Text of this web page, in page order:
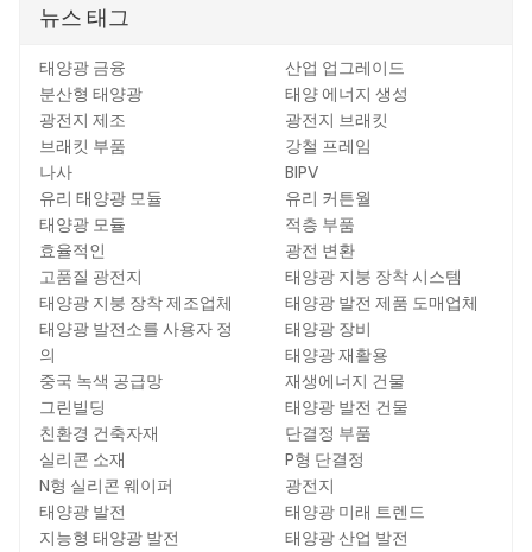
뉴스 태그
태양광 금융
산업 업그레이드
분산형 태양광
태양 에너지 생성
광전지 제조
광전지 브래킷
브래킷 부품
강철 프레임
나사
BIPV
유리 태양광 모듈
유리 커튼월
태양광 모듈
적층 부품
효율적인
광전 변환
고품질 광전지
태양광 지붕 장착 시스템
태양광 지붕 장착 제조업체
태양광 발전 제품 도매업체
태양광 발전소를 사용자 정
의
태양광 장비
태양광 재활용
중국 녹색 공급망
재생에너지 건물
그린빌딩
태양광 발전 건물
친환경 건축자재
단결정 부품
실리콘 소재
P형 단결정
N형 실리콘 웨이퍼
광전지
태양광 발전
태양광 미래 트렌드
지능형 태양광 발전
태양광 산업 발전